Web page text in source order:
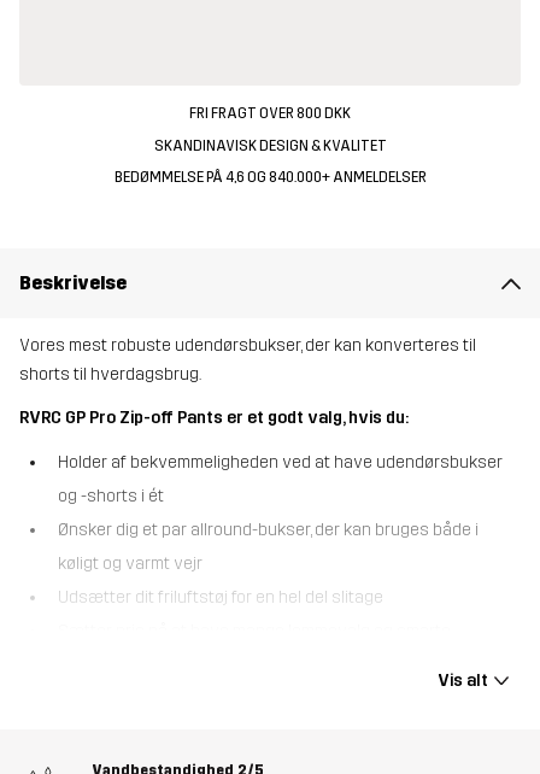
FRI FRAGT OVER 800 DKK
SKANDINAVISK DESIGN & KVALITET
BEDØMMELSE PÅ 4,6 OG 840.000+ ANMELDELSER
Beskrivelse
Vores mest robuste udendørsbukser, der kan konverteres til
shorts til hverdagsbrug.
RVRC GP Pro Zip-off Pants er et godt valg, hvis du:
Holder af bekvemmeligheden ved at have udendørsbukser
og -shorts i ét
Ønsker dig et par allround-bukser, der kan bruges både i
køligt og varmt vejr
Udsætter dit friluftstøj for en hel del slitage
friluftsbukser har aftagelige bukseben, der lynes af ved knæene,
Vis alt
Vandbestandighed 2/5